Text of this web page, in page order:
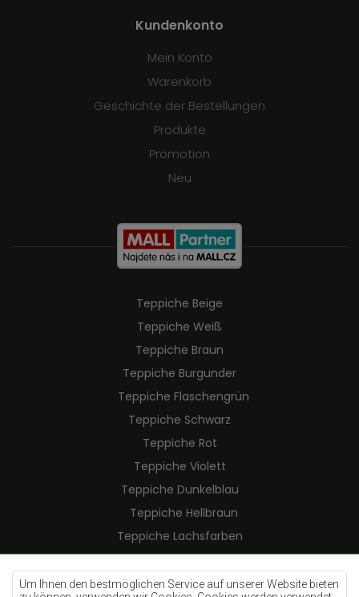
Um Ihnen den bestmöglichen Service auf unserer Website bieten
Kundenkonto
Mein Konto
Warenkorb
Geschichte der Bestellungen
Produkte
Promotion
Neu
Teppiche Beige
Teppiche Weiß
Teppiche Braun
Teppiche Burgunder
Teppiche Flaschengrün
Teppiche Schwarz
Teppiche Rot
Teppiche Violett
Teppiche Dunkelblau
Teppiche Hellbraun
Teppiche Lachsfarben
Teppiche Cremefarben
Teppiche Lilac